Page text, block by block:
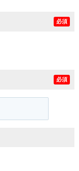
必須
必須